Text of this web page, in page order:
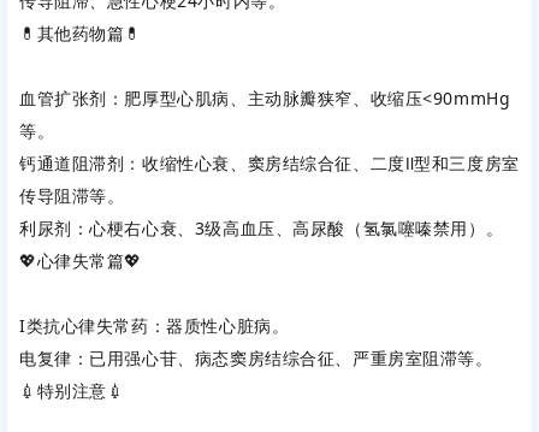
💊其他药物篇💊
血管扩张剂 ‌：肥厚型心肌病、主动脉瓣狭窄、收缩压<90mmHg
等。
钙通道阻滞剂 ‌：‌收缩性心衰‌、窦房结综合征、二度Ⅱ型和三度房室
传导阻滞等。
利尿剂 ‌：‌心梗右心衰‌、3级高血压、高尿酸（氢氯噻嗪禁用）。
💖心律失常篇💖
I类抗心律失常药 ‌：‌器质性心脏病‌。
电复律 ‌：已用强心苷、病态窦房结综合征、严重房室阻滞等。
💉特别注意💉